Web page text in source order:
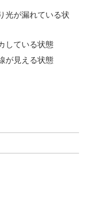
光が漏れている状
している状態
が見える状態